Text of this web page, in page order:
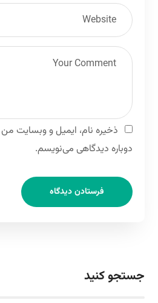
ذخیره نام، ایمیل و وبسایت من
دوباره دیدگاهی می‌نویسم.
جستجو کنید